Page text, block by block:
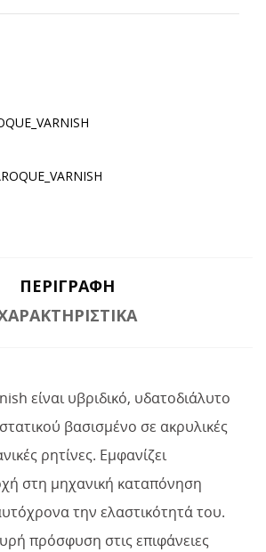
ΠΕΡΙΓΡΑΦΉ
είναι υβριδικό, υδατοδιάλυτο
βασισμένο σε ακρυλικές
ρητίνες. Εμφανίζει
στη μηχανική καταπόνηση
την ελαστικότητά του.
πρόσφυση στις επιφάνειες